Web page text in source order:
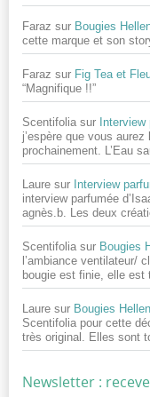
Faraz sur Bougies
cette marque et son
Faraz sur Fig Tea et
“Magnifique !!”
Scentifolia sur
j’espère que vous
prochainement. L’Eau
Laure sur Interview
interview parfumée
agnès.b. Les deux
Scentifolia sur Bougies
l’ambiance ventilateur/
bougie est finie, elle
Laure sur Bougies
Scentifolia pour cette
très original. Elles sont
Newsletter :